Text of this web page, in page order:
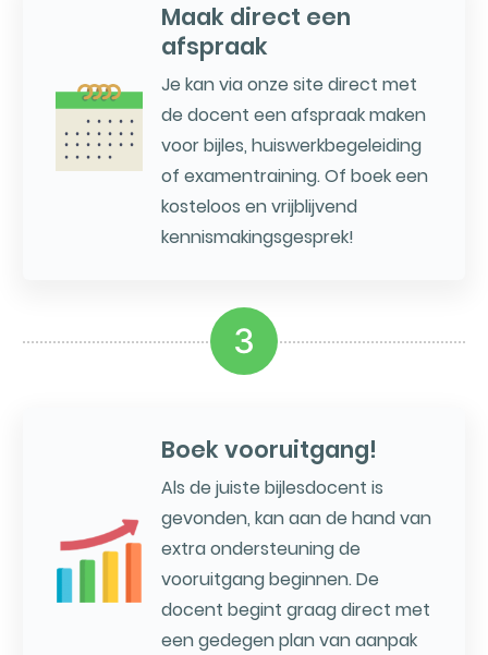
Maak direct een
afspraak
Je kan via onze site direct met
de docent een afspraak maken
voor bijles, huiswerkbegeleiding
of examentraining. Of boek een
kosteloos en vrijblijvend
kennismakingsgesprek!
3
Boek vooruitgang!
Als de juiste bijlesdocent is
gevonden, kan aan de hand van
extra ondersteuning de
vooruitgang beginnen. De
docent begint graag direct met
een gedegen plan van aanpak